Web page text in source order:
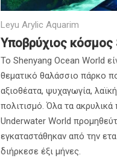
Leyu Arylic Aquarim
Υποβρύχιος κόσμος
Το Shenyang Ocean World
θεματικό θαλάσσιο πάρκο
αξιοθέατα, ψυχαγωγία,
πολιτισμό. Όλα τα
Underwater World
εγκαταστάθηκαν από την
διήρκεσε έξι μήνες.